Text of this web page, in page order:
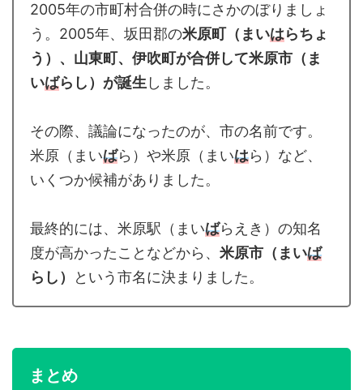
2005年の市町村合併の時にさかのぼりましょ
う。2005年、坂田郡の米原町（まいはらちょ
う）、山東町、伊吹町が合併して米原市（ま
いばらし）が誕生しました。
その際、議論になったのが、市の名前です。
米原（まいばら）や米原（まいはら）など、
いくつか候補がありました。
最終的には、米原駅（まいばらえき）の知名
度が高かったことなどから、 米原市（まいば
らし）
という市名に決まりました。
まとめ